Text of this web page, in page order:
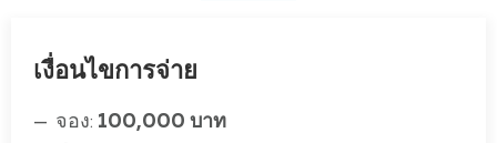
เงื่อนไขการจ่าย
จอง: 100,000 บาท